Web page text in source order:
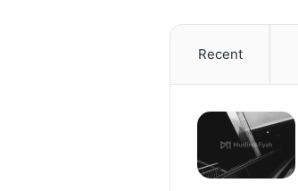
Recent